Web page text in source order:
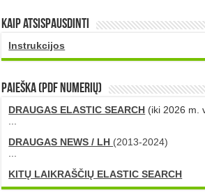
Kaip atsispausdinti
Instrukcijos
PAIEŠKA (PDF numerių)
DRAUGAS ELASTIC SEARCH (iki 2026 m.
DRAUGAS NEWS / LH (2013-2024)
KITŲ LAIKRAŠČIŲ ELASTIC SEARCH